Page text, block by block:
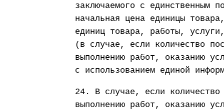
заключаемого с единственным
начальная цена единицы
единиц товара, работы,
(в случае, если количество
выполнению работ, оказанию
с использованием единой
24. В случае, если количество
выполнению работ, оказанию